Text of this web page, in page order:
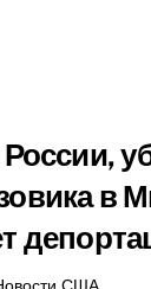
России,
в
США